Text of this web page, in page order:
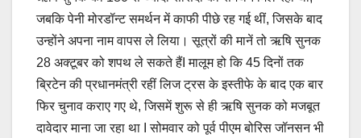
जबकि पेनी मोरडॉन्ट समर्थन में काफी पीछे रह गई थीं, जिसके बाद
उन्होंने अपना नाम वापस ले लिया। सूत्रों की मानें तो ऋषि सुनक
28 अक्टूबर को शपथ ले सकते हैंI मालूम हो कि 45 दिनों तक
ब्रिटेन की प्रधानमंत्री रहीं लिज ट्रस के इस्तीफे के बाद एक बार
फिर चुनाव कराए गए थे, जिसमें शुरू से ही ऋषि सुनक को मजबूत
दावेदार माना जा रहा था I सोमवार को पूर्व पीएम बोरिस जॉनसन भी